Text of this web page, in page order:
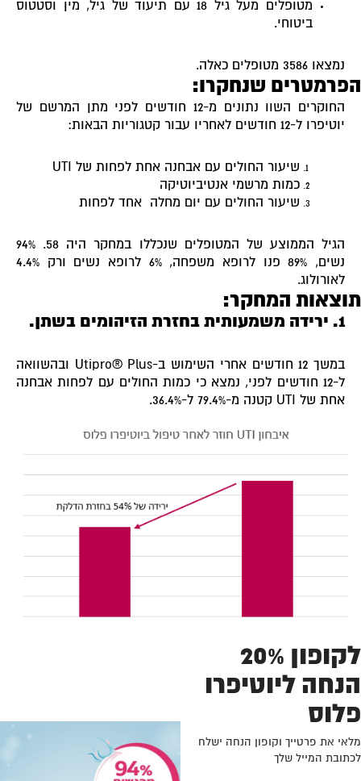
מטופלים מעל גיל 18 עם תיעוד של גיל, מין וסטטוס
ביטוחי.
נמצאו 3586 מטופלים כאלה.
שנחקרו:
החוקרים השוו נתונים מ-12 חודשים לפני מתן המרשם של
יוטיפרו ל-12 חודשים לאחריו עבור קטגוריות הבאות:
שיעור החולים עם אבחנה אחת לפחות של UTI
כמות מרשמי אנטיביוטיקה
שיעור החולים עם יום מחלה אחד לפחות
הגיל הממוצע של המטופלים שנכללו במחקר היה 58. 94%
נשים, 89% פנו לרופא משפחה, 6% לרופא נשים ורק 4.4%
לאורולוג.
המחקר:
במשך 12 חודשים אחרי השימוש ב-Utipro® Plus ובהשוואה
ל-12 חודשים לפני, נמצא כי כמות החולים עם לפחות אבחנה
אחת של UTI קטנה מ-79.4% ל-36.4%.
לקופון 20%
ליוטיפרו
את פרטייך וקופון הנחה ישלח
המייל שלך